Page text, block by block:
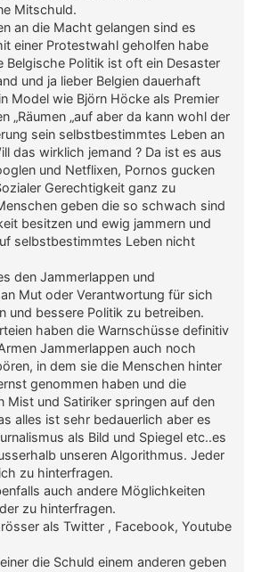
Mitschuld.
an die Macht gelangen sind es
einer Protestwahl geholfen habe
Belgische Politik ist oft ein Desaster
und ja lieber Belgien dauerhaft
Model wie Björn Höcke als Premier
„Räumen „auf aber da kann wohl der
sein selbstbestimmtes Leben an
das wirklich jemand ? Da ist es aus
und Netflixen, Pornos gucken
Gerechtigkeit ganz zu
geben die so schwach sind
besitzen und ewig jammern und
selbstbestimmtes Leben nicht
den Jammerlappen und
Mut oder Verantwortung für sich
und bessere Politik zu betreiben.
haben die Warnschüsse definitiv
Jammerlappen auch noch
in dem sie die Menschen hinter
genommen haben und die
Mist und Satiriker springen auf den
alles ist sehr bedauerlich aber es
als Bild und Spiegel etc..es
unseren Algorithmus. Jeder
zu hinterfragen.
auch andere Möglichkeiten
zu hinterfragen.
als Twitter , Facebook, Youtube
die Schuld einem anderen geben